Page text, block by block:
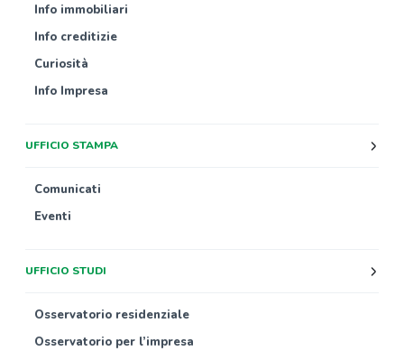
Info immobiliari
Info creditizie
Curiosità
Info Impresa
UFFICIO STAMPA
Comunicati
Eventi
UFFICIO STUDI
Osservatorio residenziale
Osservatorio per l’impresa